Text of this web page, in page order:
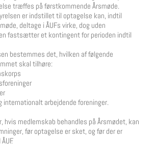
træffes på førstkommende Årsmøde.
er indstillet til optagelse kan, indtil
deltage i ÅUFs virke, dog uden
fastsætter et kontingent for perioden indtil
bestemmes det, hvilken af følgende
skal tilhøre:
internationalt arbejdende foreninger.
hvis medlemskab behandles på Årsmødet, kan
før optagelse er sket, og før der er